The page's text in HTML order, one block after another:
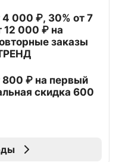
000 ₽, 30% от 7
12 000 ₽ на
заказы
800 ₽ на первый
скидка 600